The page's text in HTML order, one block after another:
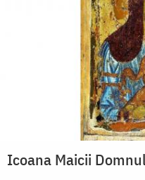
Icoana Maicii